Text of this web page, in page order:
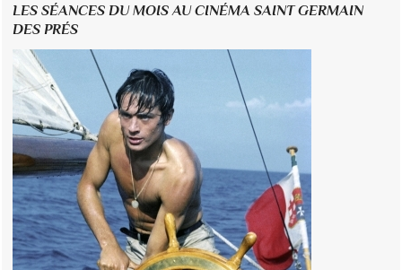
LES SÉANCES DU MOIS AU CINÉMA SAINT GERMAIN
DES PRÉS